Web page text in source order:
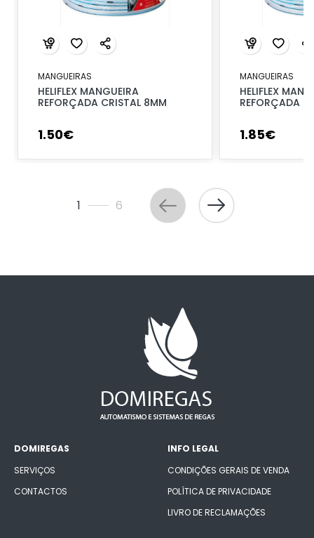
MANGUEIRAS
HELIFLEX MANGUEIRA
REFORÇADA CRISTAL 8MM
1.50€
MANGUEIRAS
HELIFLEX
REFORÇADA
1.85€
1 6
DOMIREGAS
SERVIÇOS
CONTACTOS
INFO LEGAL
CONDIÇÕES GERAIS DE VENDA
POLÍTICA DE PRIVACIDADE
LIVRO DE RECLAMAÇÕES